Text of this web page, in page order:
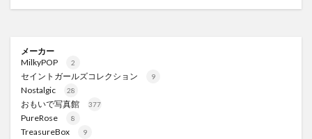
メーカー
MilkyPOP
2
セイントガールズコレクション 9
Nostalgic 28
おもいで写真館 377
PureRose 8
TreasureBox 9